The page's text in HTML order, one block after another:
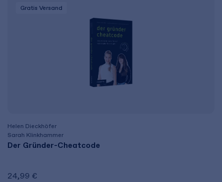
Gratis Versand
Helen Dieckhöfer
Sarah Klinkhammer
Der Gründer-Cheatcode
24,99 €